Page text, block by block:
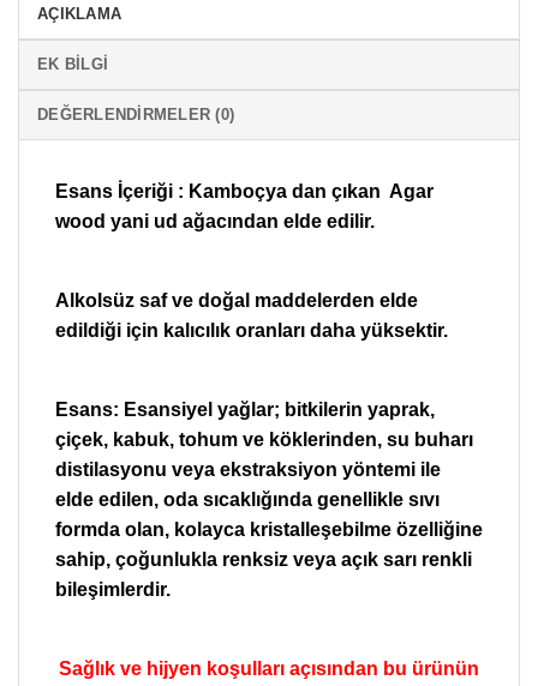
AÇIKLAMA
EK BILGI
DEĞERLENDIRMELER (0)
Esans İçeriği : Kamboçya dan çıkan Agar
wood yani ud ağacından elde edilir.
Alkolsüz saf ve doğal maddelerden elde
edildiği için kalıcılık oranları daha yüksektir.
Esans: Esansiyel yağlar; bitkilerin yaprak,
çiçek, kabuk, tohum ve köklerinden, su buharı
distilasyonu veya ekstraksiyon yöntemi ile
elde edilen, oda sıcaklığında genellikle sıvı
formda olan, kolayca kristalleşebilme özelliğine
sahip, çoğunlukla renksiz veya açık sarı renkli
bileşimlerdir.
Sağlık ve hijyen koşulları açısından bu ürünün